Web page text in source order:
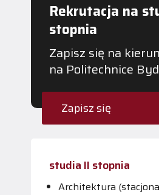
Rekrutacja na
stopnia
Zapisz się na
na Politechnice
Zapisz się
studia II stopnia
Architektura